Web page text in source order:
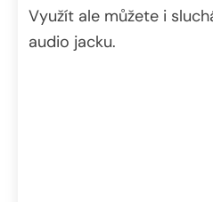
Využít ale můžete i
audio jacku.